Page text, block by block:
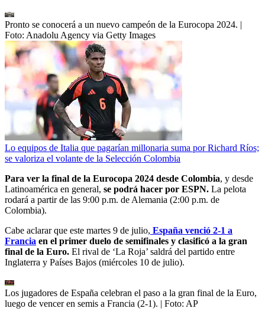
Pronto se conocerá a un nuevo campeón de la Eurocopa 2024. |
Foto: Anadolu Agency via Getty Images
Lo equipos de Italia que pagarían millonaria suma por Richard Ríos;
se valoriza el volante de la Selección Colombia
Para ver la final de la Eurocopa 2024 desde Colombia, y desde
Latinoamérica en general, se podrá hacer por ESPN. La pelota
rodará a partir de las 9:00 p.m. de Alemania (2:00 p.m. de
Colombia).
Cabe aclarar que este martes 9 de julio, España venció 2-1 a
Francia en el primer duelo de semifinales y clasificó a la gran
final de la Euro. El rival de ‘La Roja’ saldrá del partido entre
Inglaterra y Países Bajos (miércoles 10 de julio).
Los jugadores de España celebran el paso a la gran final de la Euro,
luego de vencer en semis a Francia (2-1). | Foto: AP